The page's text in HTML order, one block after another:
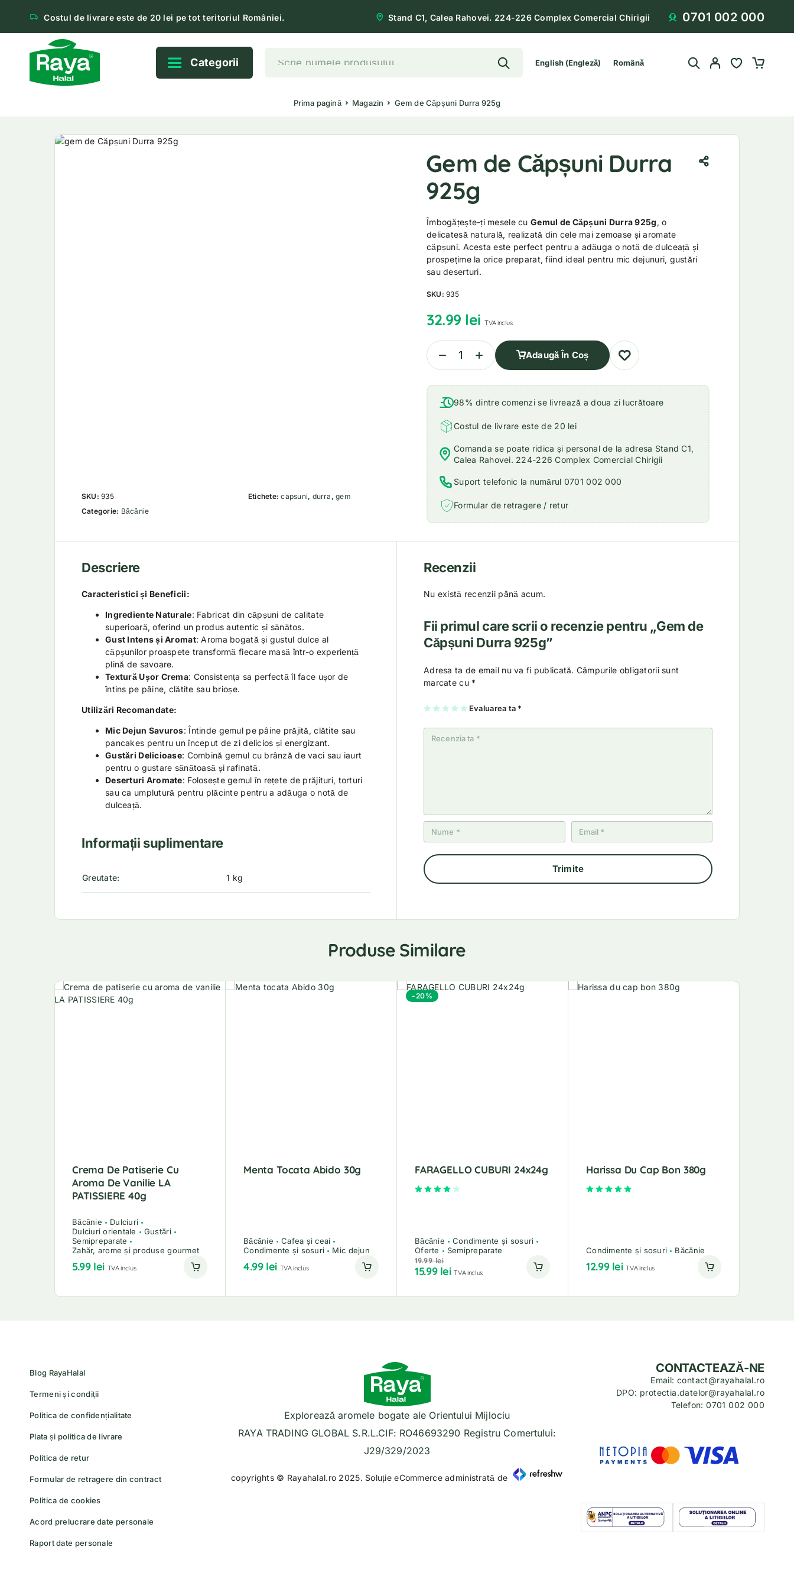
Costul de livrare este de 20 lei pe tot teritoriul României. Stand C1, Calea Rahovei. 224-226 Complex Comercial Chirigii 0701 002 000
Categorii English(Engleză) Română
Prima pagină Magazin Gem de Căpșuni Durra 925g
SKU:935
Categorie: Băcănie
Etichete:capsuni, durra ,gem
Gem de Căpșuni Durra
925g
Îmbogățește-ți mesele cu Gemul de Căpșuni Durra 925g , o
delicatesă naturală, realizată din cele mai zemoase și aromate
căpșuni. Acesta este perfect pentru a adăuga o notă de dulceață și
prospețime la orice preparat, fiind ideal pentru mic dejunuri, gustări
sau deserturi.
SKU:935
32.99 lei TVA inclus
Adaugă În Coș
98% dintre comenzi se livrează a doua zi lucrătoare
Costul de livrare este de 20 lei
Comanda se poate ridica și personal de la adresa Stand C1,
Calea Rahovei. 224-226 Complex Comercial Chirigii
Suport telefonic la numărul 0701 002 000
Formular de retragere / retur
Descriere
Caracteristici și Beneficii:
Ingrediente Naturale: Fabricat din căpșuni de calitate
superioară, oferind un produs autentic și sănătos.
Gust Intens și Aromat: Aroma bogată și gustul dulce al
căpșunilor proaspete transformă fiecare masă într-o experiență
plină de savoare.
Textură Ușor Crema: Consistența sa perfectă îl face ușor de
întins pe pâine, clătite sau brioșe.
Utilizări Recomandate:
Mic Dejun Savuros: Întinde gemul pe pâine prăjită, clătite sau
pancakes pentru un început de zi delicios și energizant.
Gustări Delicioase: Combină gemul cu brânză de vaci sau iaurt
pentru o gustare sănătoasă și rafinată.
Deserturi Aromate: Folosește gemul în rețete de prăjituri, torturi
sau ca umplutură pentru plăcinte pentru a adăuga o notă de
dulceață.
Informații suplimentare
Greutate 1 kg
Recenzii
Nu există recenzii până acum.
Fii primul care scrii o recenzie pentru „Gem de
Căpșuni Durra 925g”
Adresa ta de email nu va fi publicată. Câmpurile obligatorii sunt
marcate cu *
Evaluarea ta *
U
n
2
5
st
el
3
5
st
el
4
5
st
el
5
5
st
el
Produse Similare
Crema De Patiserie Cu
Aroma De Vanilie LA
PATISSIERE 40g
Băcănie
Dulciuri
Dulciuri orientale
Gustări
Semipreparate
Zahăr, arome și produse gourmet
5.99 lei TVA inclus
Menta Tocata Abido 30g
Băcănie
Cafea și ceai
Condimente și sosuri
Mic dejun
4.99 lei TVA inclus
-20%
FARAGELLO CUBURI 24x24g
Evaluat la
Băcănie
Condimente și sosuri
Oferte
Semipreparate
19.99lei
15.99 lei TVA inclus
Harissa Du Cap Bon 380g
Condimente și sosuri Băcănie
12.99 lei TVA inclus
Blog RayaHalal
Termeni și condiții
Politica de confidențialitate
Plata și politica de livrare
Politica de retur
Formular de retragere din contract
Politica de cookies
Acord prelucrare date personale
Raport date personale
Explorează aromele bogate ale Orientului Mijlociu
RAYA TRADING GLOBAL S.R.L.CIF: RO46693290 Registru Comertului:
J29/329/2023
copyrights © Rayahalal.ro 2025. Soluție eCommerce administrată de
CONTACTEAZĂ-NE
Email: contact@rayahalal.ro
DPO: protectia.datelor@rayahalal.ro
Telefon: 0701 002 000